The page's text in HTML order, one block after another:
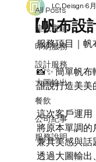
All Posts
龍成實績
印刷服務
設計服務
大圖輸出
餐飲
公司紀事
服務說明
【帆布設
LC.Deisgn 6
服務項目｜帆
📸✨ 簡單帆布
誰說打造美美
這次客戶運用
將原本單調的
兼具美感與話
透過大圖輸出